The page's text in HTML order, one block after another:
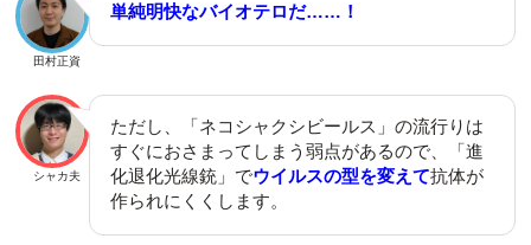
田村正資
単純明快なバイオテロだ……！
シャカ夫
ただし、「ネコシャクシビールス」の流行りは
すぐにおさまってしまう弱点があるので、「進
化退化光線銃」でウイルスの型を変えて抗体が
作られにくくします。